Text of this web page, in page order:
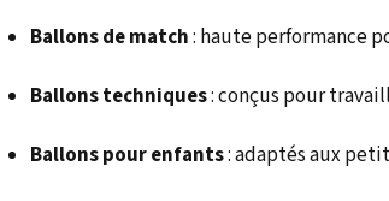
Ballons de match: haute performance
Ballons techniques: conçus pour
Ballons pour enfants: adaptés aux